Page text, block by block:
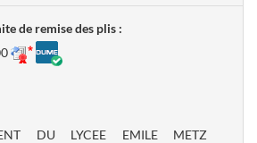
de remise des plis :
DU LYCEE EMILE METZ